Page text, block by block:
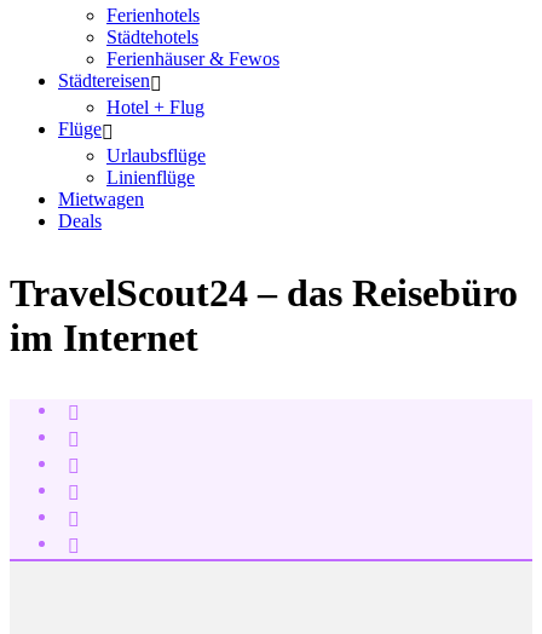
Ferienhotels
Städtehotels
Ferienhäuser & Fewos
Städtereisen
Hotel + Flug
Flüge
Urlaubsflüge
Linienflüge
Mietwagen
Deals
TravelScout24 – das Reisebüro
im Internet